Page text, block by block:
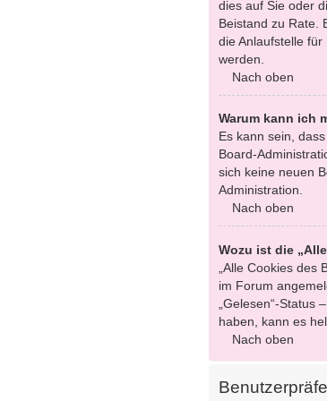
dies auf Sie oder
Beistand zu Rate.
die Anlaufstelle
werden.
Nach oben
Warum kann ich
Es kann sein,
Board-
sich keine neuen
Administration.
Nach oben
Wozu ist die
„Alle Cookies
im Forum
„Gelesen“-
haben, kann es
Nach oben